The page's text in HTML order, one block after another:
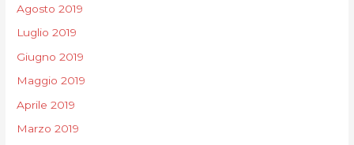
Agosto 2019
Luglio 2019
Giugno 2019
Maggio 2019
Aprile 2019
Marzo 2019